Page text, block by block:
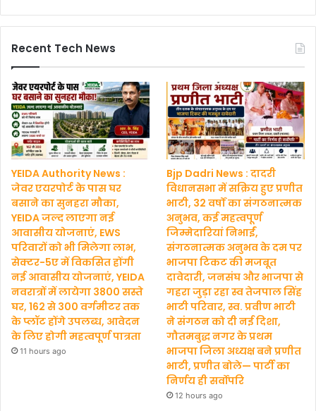
Recent Tech News
YEIDA Authority News :
जेवर एयरपोर्ट के पास घर
बसाने का सुनहरा मौका,
YEIDA जल्द लाएगा नई
आवासीय योजनाएं, EWS
परिवारों को भी मिलेगा लाभ,
सेक्टर-5ए में विकसित होंगी
नई आवासीय योजनाएं, YEIDA
नवरात्रों में लायेगा 3800 सस्ते
घर, 162 से 300 वर्गमीटर तक
के प्लॉट होंगे उपलब्ध, आवेदन
के लिए होगी महत्वपूर्ण पात्रता
11 hours ago
Bjp Dadri News : दादरी
विधानसभा में सक्रिय हुए प्रणीत
भाटी, 32 वर्षों का संगठनात्मक
अनुभव, कई महत्वपूर्ण
जिम्मेदारियां निभाईं,
संगठनात्मक अनुभव के दम पर
भाजपा टिकट की मजबूत
दावेदारी, जनसंघ और भाजपा से
गहरा जुड़ा रहा स्व तेजपाल सिंह
भाटी परिवार, स्व. प्रवीण भाटी
ने संगठन को दी नई दिशा,
गौतमबुद्ध नगर के प्रथम
भाजपा जिला अध्यक्ष बने प्रणीत
भाटी, प्रणीत बोले— पार्टी का
निर्णय ही सर्वोपरि
12 hours ago